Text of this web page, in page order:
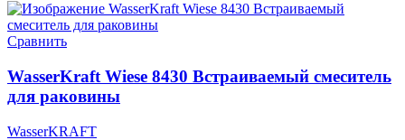
Сравнить
WasserKraft Wiese 8430 Встраиваемый смеситель
для раковины
WasserKRAFT